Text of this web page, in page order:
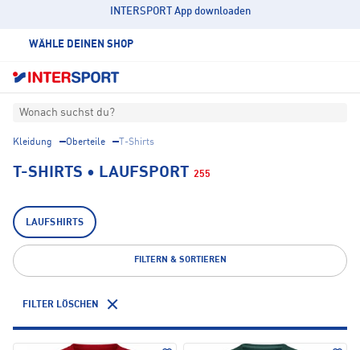
INTERSPORT App downloaden
WÄHLE DEINEN SHOP
Wonach suchst du?
Kleidung Oberteile T-Shirts
T-SHIRTS • LAUFSPORT 255
LAUFSHIRTS
FILTERN & SORTIEREN
FILTER LÖSCHEN